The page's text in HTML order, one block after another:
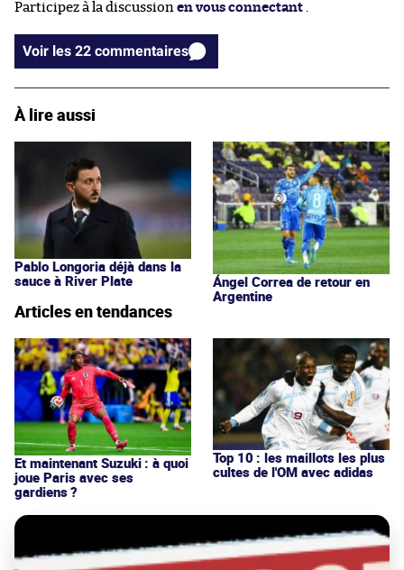
Participez à la discussion en vous connectant .
Voir les 22 commentaires
À lire aussi
Pablo Longoria déjà dans la
sauce à River Plate
Ángel Correa de retour en
Argentine
Articles en tendances
Et maintenant Suzuki : à quoi
joue Paris avec ses
gardiens ?
Top 10 : les maillots les plus
cultes de l'OM avec adidas